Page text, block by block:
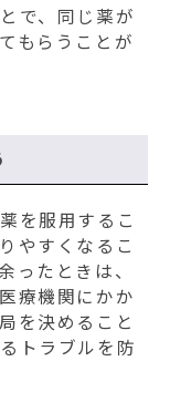
で、同じ薬が
もらうことが
を服用するこ
やすくなるこ
ったときは、
療機関にかか
を決めること
トラブルを防